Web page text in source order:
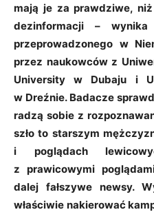
mają je za prawdziwe,
dezinformacji –
przeprowadzonego w
przez naukowców z
University w Dubaju i
w Dreźnie. Badacze
radzą sobie z
szło to starszym
i poglądach
z prawicowymi
dalej fałszywe newsy.
właściwie nakierować